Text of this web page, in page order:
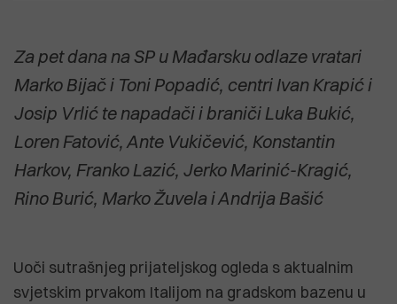
Za pet dana na SP u Mađarsku odlaze vratari
Marko Bijač i Toni Popadić, centri Ivan Krapić i
Josip Vrlić te napadači i braniči Luka Bukić,
Loren Fatović, Ante Vukičević, Konstantin
Harkov, Franko Lazić, Jerko Marinić-Kragić,
Rino Burić, Marko Žuvela i Andrija Bašić
Uoči sutrašnjeg prijateljskog ogleda s aktualnim
svjetskim prvakom Italijom na gradskom bazenu u